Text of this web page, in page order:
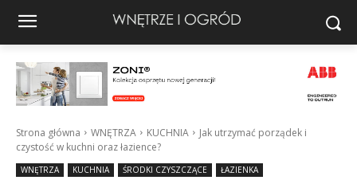
Strona główna WNĘTRZA KUCHNIA
Jak utrzymać porządek i
czystość w kuchni oraz łazience?
WNĘTRZA KUCHNIA ŚRODKI CZYSZCZĄCE ŁAZIENKA